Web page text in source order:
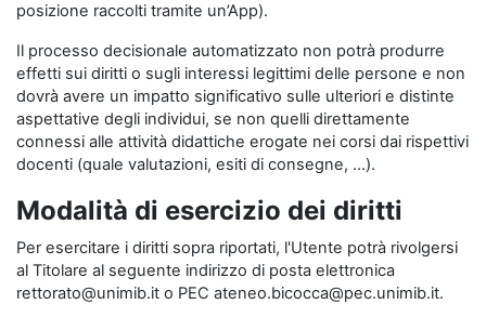
posizione raccolti tramite un’App).
Il processo decisionale automatizzato non potrà produrre
effetti sui diritti o sugli interessi legittimi delle persone e non
dovrà avere un impatto significativo sulle ulteriori e distinte
aspettative degli individui, se non quelli direttamente
connessi alle attività didattiche erogate nei corsi dai rispettivi
docenti (quale valutazioni, esiti di consegne, …).
Modalità di esercizio dei diritti
Per esercitare i diritti sopra riportati, l'Utente potrà rivolgersi
al Titolare al seguente indirizzo di posta elettronica
rettorato@unimib.it o PEC ateneo.bicocca@pec.unimib.it.